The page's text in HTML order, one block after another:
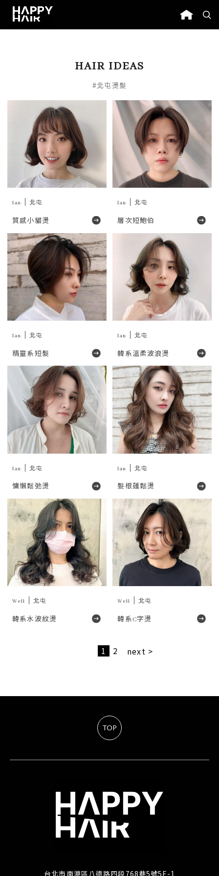
HAIR IDEAS
#北屯燙髮
Ian 北屯
質感小貓燙
Ian 北屯
層次短鮑伯
Ian 北屯
精靈系短髮
Ian 北屯
韓系溫柔波浪燙
Ian 北屯
慵懶鬆弛燙
Ian 北屯
髮根蓬鬆燙
Well 北屯
韓系水波紋燙
Well 北屯
韓系C字燙
1 2 next >
TOP
台北市南港區八德路四段768巷5號5F-1